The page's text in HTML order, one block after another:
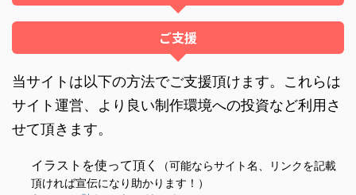
ご支援
当サイトは以下の方法でご支援頂けます。これらは
サイト運営、より良い制作環境への投資など利用さ
せて頂きます。
イラストを使って頂く
（可能ならサイト名、リンクを記載
頂ければ宣伝になり助かります！）